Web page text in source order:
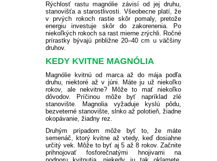
Rýchlosť rastu magnólie závisí od jej druhu,
stanovišťa a starostlivosti. Všeobecne platí, že
v prvých rokoch rastie skôr pomaly, pretože
energiu investuje skôr do zakorenenia. Po
niekoľkých rokoch sa rast mierne zrýchli. Ročné
prírastky bývajú približne 20–40 cm u väčšiny
druhov.
KEDY KVITNE MAGNÓLIA
Magnólie kvitnú od marca až do mája podľa
druhu, niektoré až v júni. Máte ju už niekoľko
rokov, ale nekvitne? Môže to mať niekoľko
dôvodov. Príčinou môže byť napríklad zlé
stanovište. Magnolia vyžaduje kyslú pôdu,
bezveterné stanovište, slnko až polotieň, žiadne
okopávanie, žiadny rez.
Druhým prípadom môže byť to, že máte
semenáč, ktorý kvitne až vtedy, keď dosiahne
určitý vek. Môže to byť aj 5 až 8 rokov. Začnite
prihnojovať fosforečnatými hnojivami na